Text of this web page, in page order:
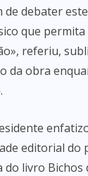
de debater
que
referiu,
da obra
editorial do
do livro Bichos